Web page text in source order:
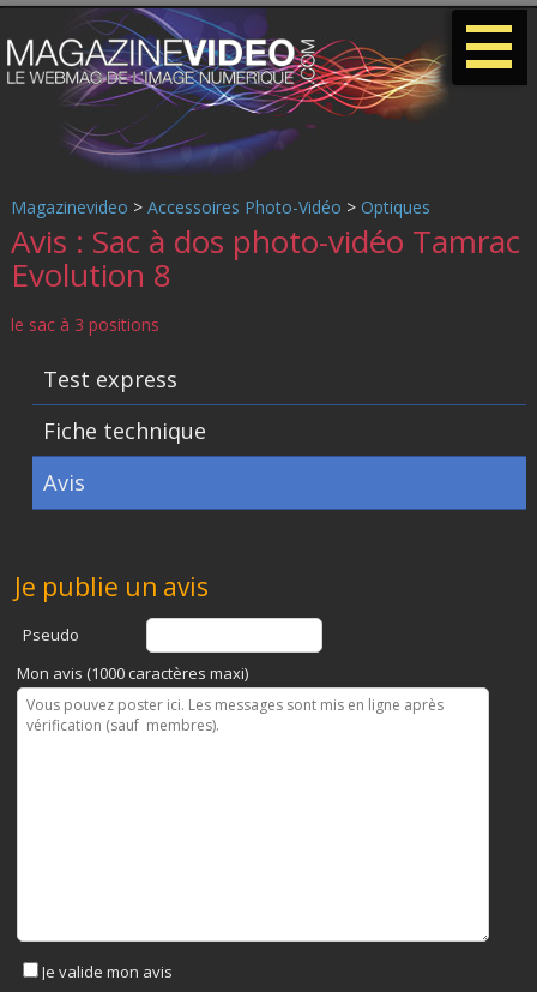
Magazinevideo > Accessoires Photo-Vidéo > Optiques
Avis : Sac à dos photo-vidéo Tamrac
Evolution 8
le sac à 3 positions
Test express
Fiche technique
Avis
Je publie un avis
Pseudo
Mon avis (1000 caractères maxi)
Je valide mon avis
-
-
-